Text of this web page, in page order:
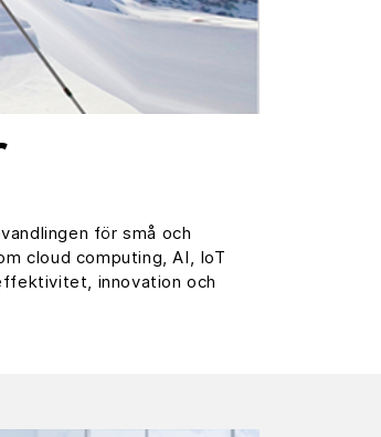
för små och
cloud computing, AI, IoT
innovation och